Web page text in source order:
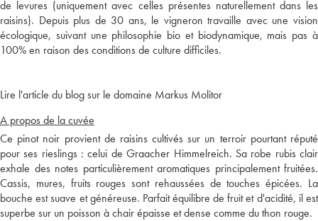
de levures (uniquement avec celles présentes naturellement dans les
raisins). Depuis plus de 30 ans, le vigneron travaille avec une vision
écologique, suivant une philosophie bio et biodynamique, mais pas à
100% en raison des conditions de culture difficiles.
Lire l'article du blog sur le domaine Markus Molitor
A propos de la cuvée
Ce pinot noir provient de raisins cultivés sur un terroir pourtant réputé
pour ses rieslings : celui de Graacher Himmelreich. Sa robe rubis clair
exhale des notes particulièrement aromatiques principalement fruitées.
Cassis, mures, fruits rouges sont rehaussées de touches épicées. La
bouche est suave et généreuse. Parfait équilibre de fruit et d'acidité, il est
superbe sur un poisson à chair épaisse et dense comme du thon rouge.